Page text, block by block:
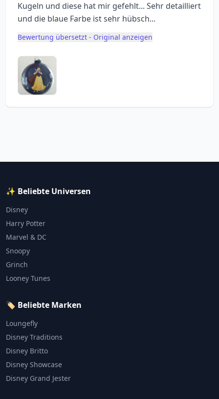
Kugeln und diese hat mir gefehlt... Sehr detailliert
und die blaue Farbe ist sehr hübsch...
Bewertung übersetzt - Original anzeigen
✨ Beliebte Universen
Disney
Harry Potter
Marvel & DC
Snoopy
Grinch
Looney Tunes
🏷️ Beliebte Marken
Loungefly
Disney Traditions
Disney Britto
Disney Showcase
Disney Grand Jester